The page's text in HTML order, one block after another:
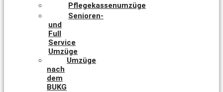
Pflegekassenumzüge
Senioren-
und
Full
Service
Umzüge
Umzüge
nach
dem
BUKG